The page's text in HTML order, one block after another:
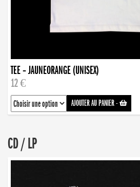
TEE – JAUNEORANGE (UNISEX)
12 €
AJOUTER AU PANIER-
CD / LP